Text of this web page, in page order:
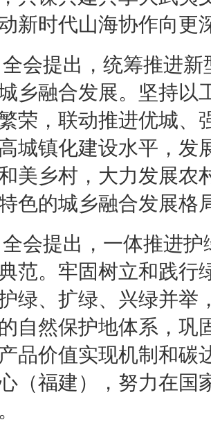
新时代山海协作向更
全会提出，统筹推进
乡融合发展。坚持以
荣，联动推进优城、
城镇化建设水平，发
美乡村，大力发展农
色的城乡融合发展格
全会提出，一体推进
范。牢固树立和践行
绿、扩绿、兴绿并举
自然保护地体系，巩
品价值实现机制和碳
（福建），努力在国